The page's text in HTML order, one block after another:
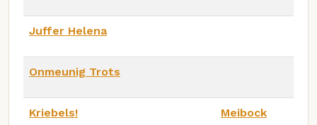
Juffer Helena
Onmeunig Trots
Kriebels! Meibock